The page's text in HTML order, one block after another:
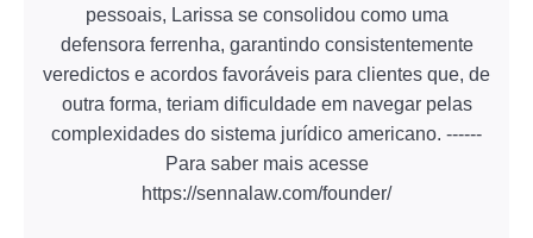
pessoais, Larissa se consolidou como uma
defensora ferrenha, garantindo consistentemente
veredictos e acordos favoráveis para clientes que, de
outra forma, teriam dificuldade em navegar pelas
complexidades do sistema jurídico americano. ------
Para saber mais acesse
https://sennalaw.com/founder/